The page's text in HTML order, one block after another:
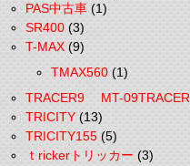
PAS中古車(1)
SR400(3)
T-MAX(9)
TMAX560(1)
TRACER9 MT-09TRACER
TRICITY(13)
TRICITY155(5)
ｔrickerトリッカー(3)